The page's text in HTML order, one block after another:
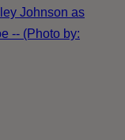
Johnson as
-- (Photo by: